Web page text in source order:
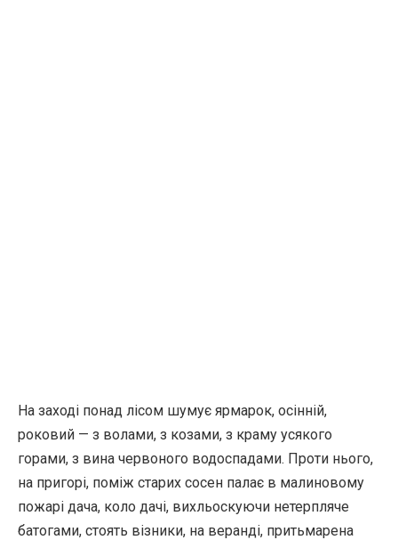
На заході понад лісом шумує ярмарок, осінній,
роковий — з волами, з козами, з краму усякого
горами, з вина червоного водоспадами. Проти нього,
на пригорі, поміж старих сосен палає в малиновому
пожарі дача, коло дачі, вихльоскуючи нетерпляче
батогами, стоять візники, на веранді, притьмарена